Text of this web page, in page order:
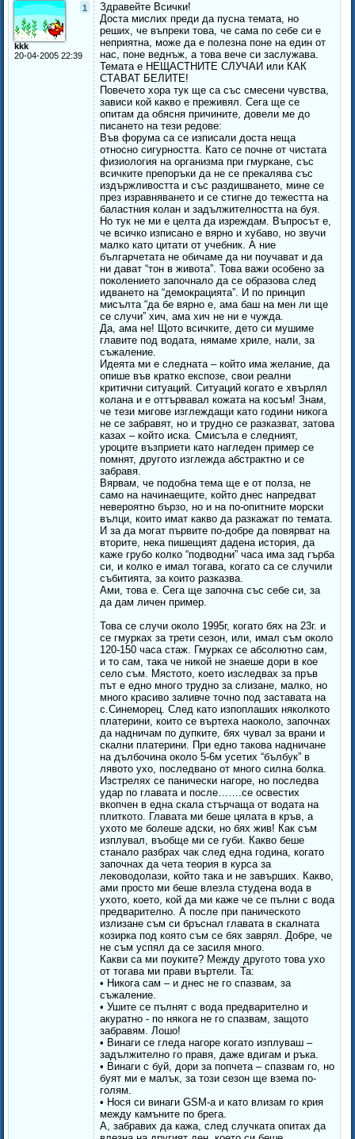
1
kkk
20-04-2005 22:39
Здравейте Всички!
Доста мислих преди да пусна темата, но
реших, че въпреки това, че сама по себе си е
неприятна, може да е полезна поне на един от
нас, поне веднъж, а това вече си заслужава.
Темата е НЕЩАСТНИТЕ СЛУЧАИ или КАК
СТАВАТ БЕЛИТЕ!
Повечето хора тук ще са със смесени чувства,
зависи кой какво е преживял. Сега ще се
опитам да обясня причините, довели ме до
писането на тези редове:
Във форума са се изписали доста неща
относно сигурността. Като се почне от чистата
физиология на организма при гмуркане, със
всичките препоръки да не се прекалява със
издържливостта и със раздишването, мине се
през изравняването и се стигне до тежестта на
баластния колан и задължителността на буя.
Но тук не ми е целта да изреждам. Въпросът е,
че всичко изписано е вярно и хубаво, но звучи
малко като цитати от учебник. А ние
българчетата не обичаме да ни поучават и да
ни дават “тон в живота”. Това важи особено за
поколението започнало да се образова след
идването на “демокрацията”. И по принцип
мисълта “да бе вярно е, ама баш на мен ли ще
се случи” хич, ама хич не ни е чужда.
Да, ама не! Щото всичките, дето си мушиме
главите под водата, нямаме хриле, нали, за
съжаление.
Идеята ми е следната – който има желание, да
опише във кратко експозе, свои реални
критични ситуаций. Ситуаций когато е хвърлял
колана и е оттървавал кожата на косъм! Знам,
че тези мигове изглеждащи като години никога
не се забравят, но и трудно се разказват, затова
казах – който иска. Смисъла е следният,
уроците възприети като нагледен пример се
помнят, другото изглежда абстрактно и се
забравя.
Вярвам, че подобна тема ще е от полза, не
само на начинаещите, който днес напредват
невероятно бързо, но и на по-опитните морски
вълци, които имат какво да разкажат по темата.
И за да могат първите по-добре да повярват на
вторите, нека пишещият дадена история, да
каже грубо колко “подводни” часа има зад гърба
си, и колко е имал тогава, когато са се случили
събитията, за които разказва.
Ами, това е. Сега ще започна със себе си, за
да дам личен пример.
Това се случи около 1995г, когато бях на 23г. и
се гмурках за трети сезон, или, имал съм около
120-150 часа стаж. Гмурках се абсолютно сам,
и то сам, така че никой не знаеше дори в кое
село съм. Мястото, което изследвах за пръв
път е едно много трудно за слизане, малко, но
много красиво заливче точно под заставата на
с.Синеморец. След като изпоплаших няколкото
платерини, които се въртеха наоколо, започнах
да надничам по дупките, бях чувал за врани и
скални платерини. При едно такова надничане
на дълбочина около 5-6м усетих “бълбук” в
лявото ухо, последвано от много силна болка.
Изстрелях се панически нагоре, но последва
удар по главата и после…….се освестих
вкопчен в една скала стърчаща от водата на
плиткото. Главата ми беше цялата в кръв, а
ухото ме болеше адски, но бях жив! Как съм
изплувал, въобще ми се губи. Какво беше
станало разбрах чак след една година, когато
започнах да чета теория в курса за
леководолази, който така и не завърших. Какво,
ами просто ми беше влезла студена вода в
ухото, което, кой да ми каже че се пълни с вода
предварително. А после при паническото
излизане съм си бръснал главата в скалната
козирка под която съм се бях заврял. Добре, че
не съм успял да се засиля много.
Какви са ми поуките? Между другото това ухо
от тогава ми прави въртели. Та:
• Никога сам – и днес не го спазвам, за
съжаление.
• Ушите се пълнят с вода предварително и
акуратно - по някога не го спазвам, защото
забравям. Лошо!
• Винаги се гледа нагоре когато изплуваш –
задължително го правя, даже вдигам и ръка.
• Винаги с буй, дори за попчета – спазвам го, но
буят ми е малък, за този сезон ще взема по-
голям.
• Нося си винаги GSM-а и като влизам го крия
между камъните по брега.
А, забравих да кажа, след случката опитах да